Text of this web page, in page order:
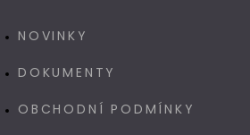
NOVINKY
DOKUMENTY
OBCHODNÍ PODMÍNKY